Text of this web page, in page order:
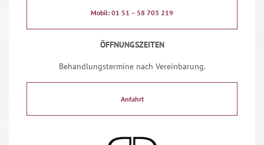
Mobil: 01 51 – 58 703 219
ÖFFNUNGSZEITEN
Behandlungstermine nach Vereinbarung.
Anfahrt